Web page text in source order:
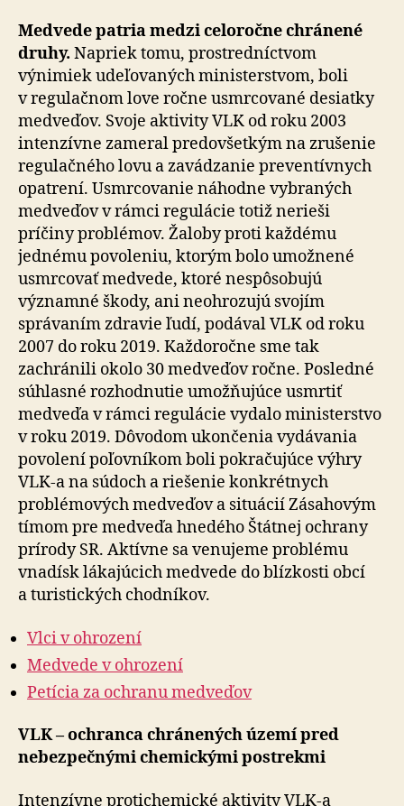
Medvede patria medzi celoročne chránené
druhy. Napriek tomu, prostredníctvom
výnimiek udeľovaných ministerstvom, boli
v regulačnom love ročne usmrcované desiatky
medveďov. Svoje aktivity VLK od roku 2003
intenzívne zameral predovšetkým na zrušenie
re­gu­lač­né­ho lovu a zavádzanie preventívnych
opatrení. Usmrco­va­nie náhodne vybraných
medveďov v rámci regulácie totiž nerieši
príčiny problémov. Žaloby proti každému
jednému povoleniu, ktorým bolo umožnené
usmrcovať medvede, ktoré nespôsobujú
významné škody, ani neohrozujú svojím
správaním zdravie ľudí, podával VLK od roku
2007 do roku 2019. Každoročne sme tak
zachránili okolo 30 medveďov ročne. Posledné
súhlasné rozhodnutie umožňujúce usmrtiť
medveďa v rámci regulácie vydalo ministerstvo
v roku 2019. Dôvodom ukončenia vydávania
povolení poľovníkom boli pokračujúce výhry
VLK-a na súdoch a riešenie konkrétnych
problémových medveďov a situácií Zásahovým
tímom pre medveďa hnedého Štátnej ochrany
prírody SR. Aktívne sa venujeme problému
vnadísk lákajúcich medvede do blízkosti obcí
a turistických chodníkov.
Vlci v ohrození
Medvede v ohrození
Petícia za ochranu medveďov
VLK – ochranca chránených území pred
nebezpečnými chemickými postrekmi
Intenzívne protichemické aktivity VLK-a